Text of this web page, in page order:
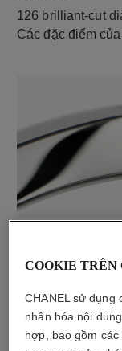
126 brilliant-cut
Các đặc điểm
18K white gold
COOKIE TRÊN
CHANEL sử dụng
nhân hóa nội
hợp, bao gồm